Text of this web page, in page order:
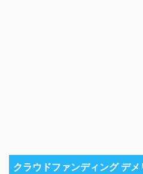
クラウドファンディング デ